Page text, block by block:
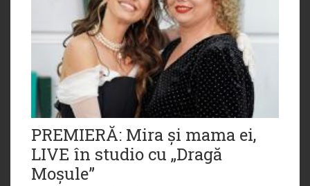
PREMIERĂ: Mira și mama ei,
LIVE în studio cu „Dragă
Moșule”